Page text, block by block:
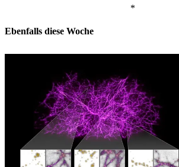
*
Ebenfalls diese Woche